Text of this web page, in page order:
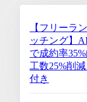
【フリーラ
ッチング】
で成約率35%
工数25%削
付き